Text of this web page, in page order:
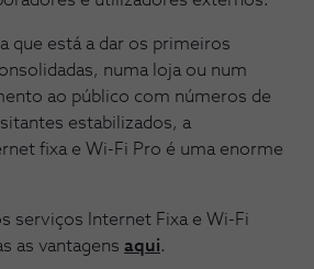
que está a dar os primeiros
numa loja ou num
ao público com números de
estabilizados, a
fixa e Wi-Fi Pro é uma enorme
serviços Internet Fixa e Wi-Fi
as vantagens aqui.